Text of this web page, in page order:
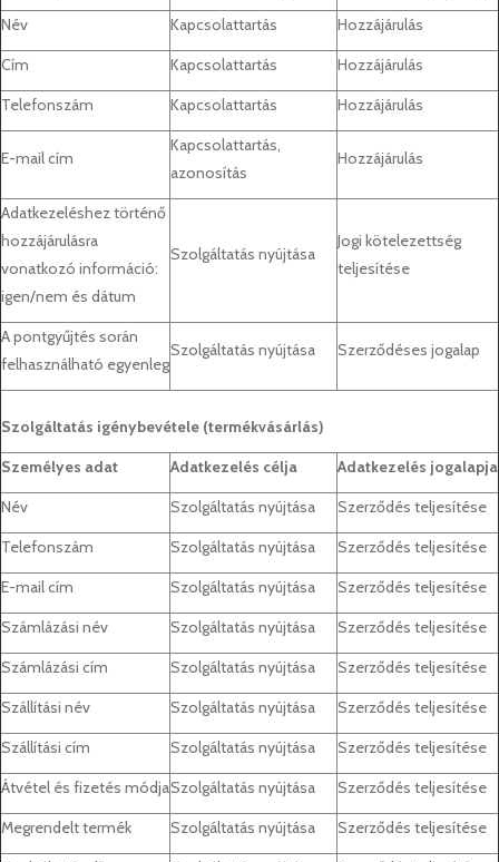
Név
Kapcsolattartás
Hozzájárulás
Cím
Kapcsolattartás
Hozzájárulás
Telefonszám
Kapcsolattartás Hozzájárulás
E-mail cím
Kapcsolattartás,
azonosítás
Hozzájárulás
Adatkezeléshez történő
hozzájárulásra
vonatkozó információ:
igen/nem és dátum
Szolgáltatás nyújtása
Jogi kötelezettség
teljesítése
A pontgyűjtés során
felhasználható egyenleg
Szolgáltatás nyújtása Szerződéses jogalap
Szolgáltatás igénybevétele (termékvásárlás)
Személyes adat
Adatkezelés célja
Adatkezelés jogalapja
Név
Szolgáltatás nyújtása
Szerződés teljesítése
Telefonszám
Szolgáltatás nyújtása
Szerződés teljesítése
E-mail cím
Szolgáltatás nyújtása
Szerződés teljesítése
Számlázási név
Szolgáltatás nyújtása
Szerződés teljesítése
Számlázási cím
Szolgáltatás nyújtása
Szerződés teljesítése
Szállítási név
Szolgáltatás nyújtása
Szerződés teljesítése
Szállítási cím
Szolgáltatás nyújtása
Szerződés teljesítése
Átvétel és fizetés módjaSzolgáltatás nyújtása
Szerződés teljesítése
Megrendelt termék
Szolgáltatás nyújtása
Szerződés teljesítése